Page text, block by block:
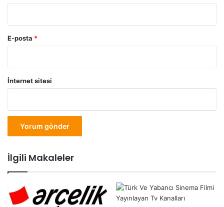
E-posta *
İnternet sitesi
İlgili Makaleler